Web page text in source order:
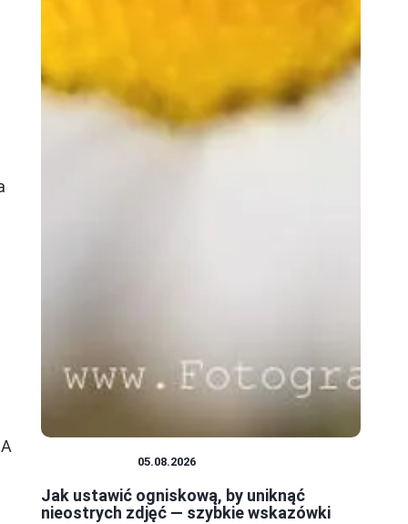
05.08.2026
Jak ustawić ogniskową, by uniknąć
nieostrych zdjęć — szybkie wskazówki